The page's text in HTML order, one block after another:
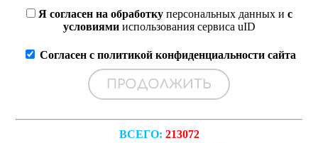
Я согласен на обработкуперсональных данных и с
условиямииспользования сервиса uID
Согласен с политикой конфиденциальности сайта
ВСЕГО: 213072